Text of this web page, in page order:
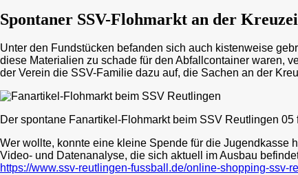
Spontaner SSV-Flohmarkt an der
Unter den Fundstücken befanden sich auch kistenweise
diese Materialien zu schade für den Abfallcontainer waren,
der Verein die SSV-Familie dazu auf, die Sachen an der
Der spontane Fanartikel-Flohmarkt beim SSV Reutlingen
Wer wollte, konnte eine kleine Spende für die Jugendkasse
Video- und Datenanalyse, die sich aktuell im Ausbau
https://www.ssv-reutlingen-fussball.de/online-shopping-ssv-